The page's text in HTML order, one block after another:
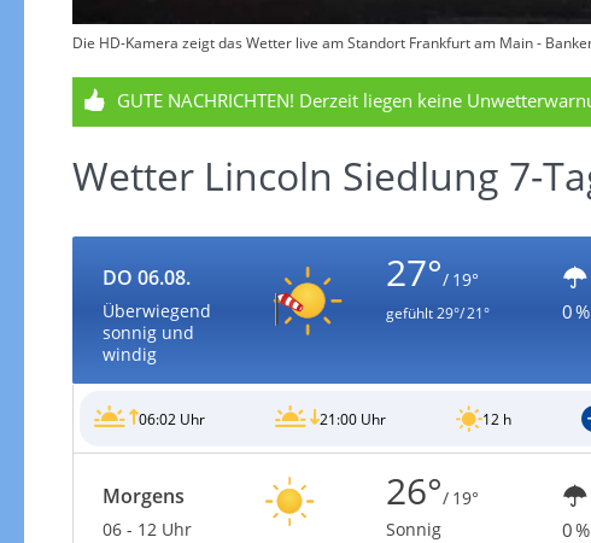
Die HD-Kamera zeigt das Wetter live am Standort Frankfurt am Main -
GUTE NACHRICHTEN! Derzeit liegen keine
Wetter Lincoln Siedlung 7-
DO 06.08.
Überwiegend
sonnig und
windig
27°/ 19°
gefühlt29°/ 21° 0 %
06:02 Uhr 21:00 Uhr 12 h
Morgens
06 - 12 Uhr
26°/ 19°
Sonnig
0 %